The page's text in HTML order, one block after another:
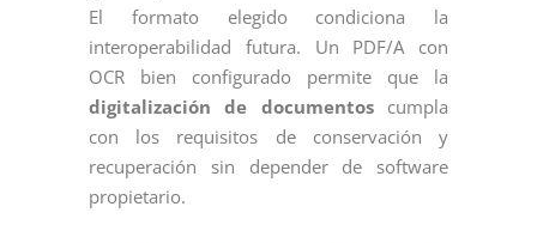
El formato elegido condiciona la
interoperabilidad futura. Un PDF/A con
OCR bien configurado permite que la
digitalización de documentoscumpla
con los requisitos de conservación y
recuperación sin depender de software
propietario.